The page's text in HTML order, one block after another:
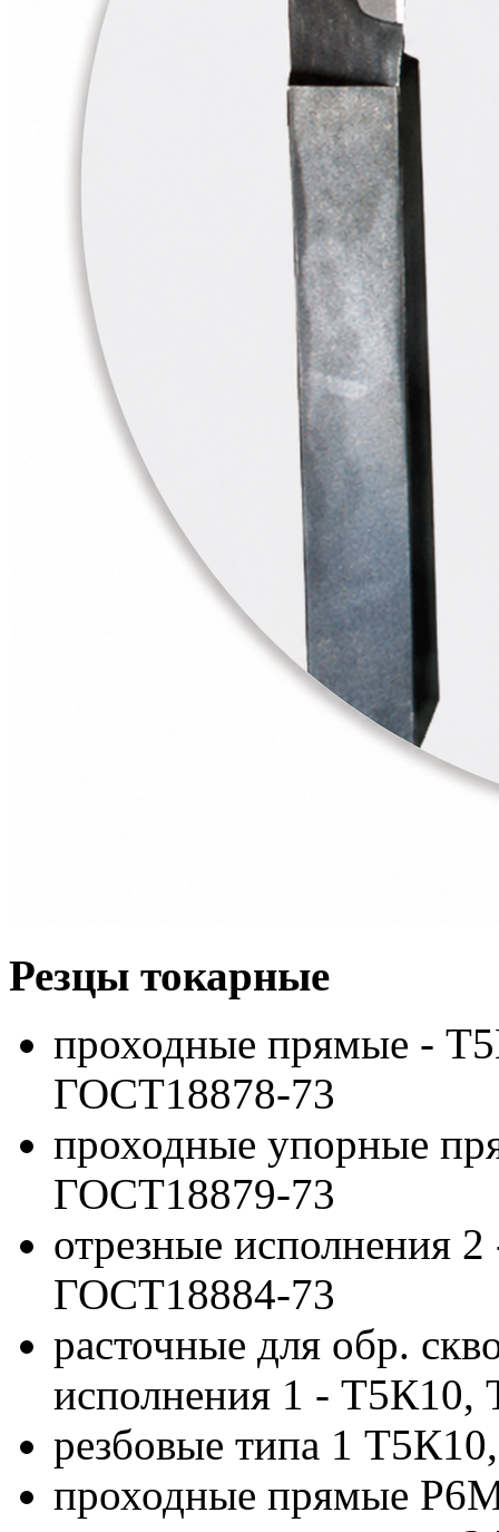
Резцы токарные
проходные прямые -
ГОСТ18878-73
проходные упорные
ГОСТ18879-73
отрезные исполнения
ГОСТ18884-73
расточные для обр.
исполнения 1 -
резбовые типа 1
проходные прямые